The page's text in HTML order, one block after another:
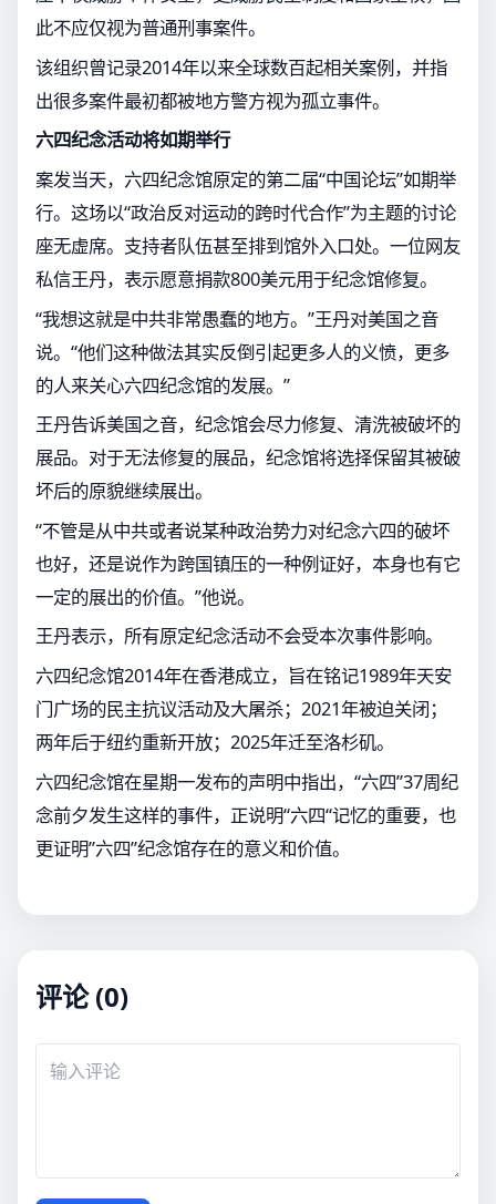
此不应仅视为普通刑事案件。
该组织曾记录2014年以来全球数百起相关案例，并指
出很多案件最初都被地方警方视为孤立事件。
六四纪念活动将如期举行
案发当天，六四纪念馆原定的第二届“中国论坛”如期举
行。这场以“政治反对运动的跨时代合作”为主题的讨论
座无虚席。支持者队伍甚至排到馆外入口处。一位网友
私信王丹，表示愿意捐款800美元用于纪念馆修复。
“我想这就是中共非常愚蠢的地方。”王丹对美国之音
说。“他们这种做法其实反倒引起更多人的义愤，更多
的人来关心六四纪念馆的发展。”
王丹告诉美国之音，纪念馆会尽力修复、清洗被破坏的
展品。对于无法修复的展品，纪念馆将选择保留其被破
坏后的原貌继续展出。
“不管是从中共或者说某种政治势力对纪念六四的破坏
也好，还是说作为跨国镇压的一种例证好，本身也有它
一定的展出的价值。”他说。
王丹表示，所有原定纪念活动不会受本次事件影响。
六四纪念馆2014年在香港成立，旨在铭记1989年天安
门广场的民主抗议活动及大屠杀；2021年被迫关闭；
两年后于纽约重新开放；2025年迁至洛杉矶。
六四纪念馆在星期一发布的声明中指出，“六四”37周纪
念前夕发生这样的事件，正说明“六四“记忆的重要，也
更证明”六四”纪念馆存在的意义和价值。
评论 (0)